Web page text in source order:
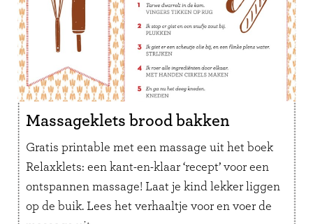
Massageklets brood bakken
Gratis printable met een massage uit het boek
Relaxklets: een kant-en-klaar ‘recept’ voor een
ontspannen massage! Laat je kind lekker liggen
op de buik. Lees het verhaaltje voor en voer de